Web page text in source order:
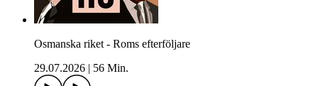
Osmanska riket - Roms efterföljare
29.07.2026
56 Min.